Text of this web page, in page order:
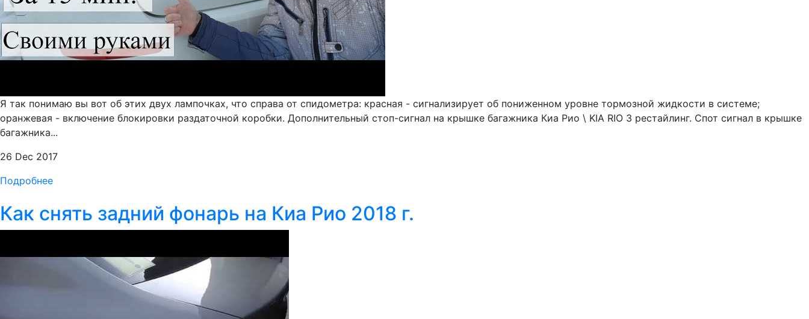
Я так понимаю вы вот об этих двух лампочках, что справа от спидометра: красная - сигнализирует об пониженном уровне тормозной жидкости в системе;
оранжевая - включение блокировки раздаточной коробки. Дополнительный стоп-сигнал на крышке багажника Киа Рио \ KIA RIO 3 рестайлинг. Спот сигнал в крышке
багажника...
26 Dec 2017
Подробнее
Как снять задний фонарь на Киа Рио 2018 г.